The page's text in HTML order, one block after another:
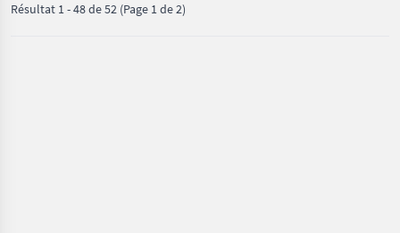
Résultat 1-48de52 (Page 1 de 2)